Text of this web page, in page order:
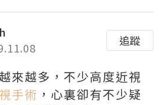
追蹤
來越多，不少高度近視
手術 ，心裏卻有不少疑